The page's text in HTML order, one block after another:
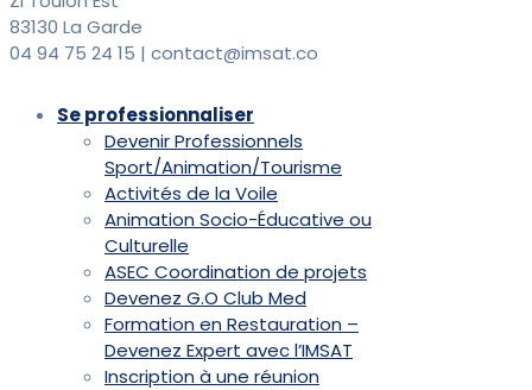
83130 La Garde
04 94 75 24 15 | contact@imsat.co
Se professionnaliser
Devenir Professionnels
Sport/Animation/Tourisme
Activités de la Voile
Animation Socio-Éducative ou
Culturelle
ASEC Coordination de projets
Devenez G.O Club Med
Formation en Restauration –
Devenez Expert avec l’IMSAT
Inscription à une réunion